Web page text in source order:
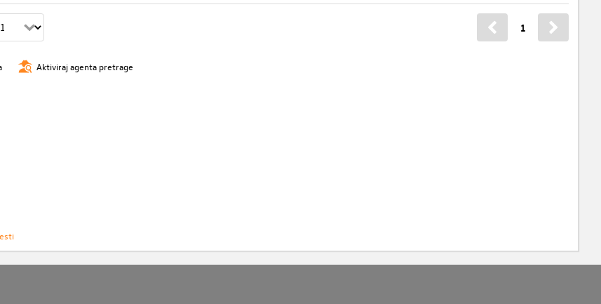
1
Aktiviraj agenta pretrage